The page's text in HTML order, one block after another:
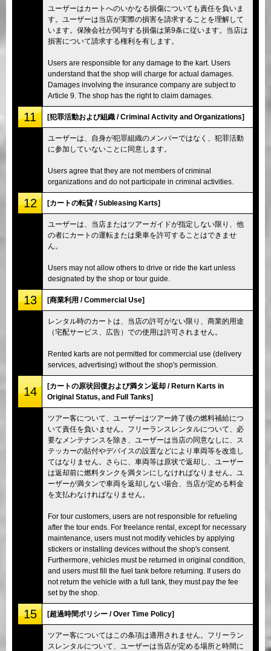
ユーザーはカートへのいかなる損傷についても責任を負いま
す。ユーザーは当店が実際の損害を請求することを理解して
います。保険会社が関与する損傷は第9条に従います。当店は
損害について請求する権利を有します。
Users are responsible for any damage to the kart. Users
understand that the shop will charge for actual damages.
Damages involving the insurance company are subject to
Article 9. The shop has the right to claim damages.
11 [犯罪活動および組織 / Criminal Activity and Organizations]
ユーザーは、自身が犯罪組織のメンバーではなく、犯罪活動
に参加していないことに同意します。
Users agree that they are not members of criminal
organizations and do not participate in criminal activities.
12 [カートの転貸 / Subleasing Karts]
ユーザーは、当店またはツアーガイドが指定しない限り、他
の者にカートの運転または乗車を許可することはできませ
ん。
Users may not allow others to drive or ride the kart unless
designated by the shop or tour guide.
13 [商業利用 / Commercial Use]
レンタル時のカートは、当店の許可がない限り、商業的用途
（宅配サービス、広告）での使用は許可されません。
Rented karts are not permitted for commercial use (delivery
services, advertising) without the shop's permission.
14
[カートの原状回復および満タン返却 / Return Karts in
Original Status, and Full Tanks]
ツアー客について、ユーザーはツアー終了後の燃料補給につ
いて責任を負いません。フリーランスレンタルについて、必
要なメンテナンスを除き、ユーザーは当店の同意なしに、ス
テッカーの貼付やデバイスの設置などにより車両等を改造し
てはなりません。さらに、車両等は原状で返却し、ユーザー
は返却前に燃料タンクを満タンにしなければなりません。ユ
ーザーが満タンで車両を返却しない場合、当店が定める料金
を支払わなければなりません。
For tour customers, users are not responsible for refueling
after the tour ends. For freelance rental, except for necessary
maintenance, users must not modify vehicles by applying
stickers or installing devices without the shop's consent.
Furthermore, vehicles must be returned in original condition,
and users must fill the fuel tank before returning. If users do
not return the vehicle with a full tank, they must pay the fee
set by the shop.
15 [超過時間ポリシー / Over Time Policy]
ツアー客についてはこの条項は適用されません。フリーラン
スレンタルについて、ユーザーは当店が定める場所と時間に